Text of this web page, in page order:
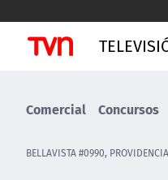
Comercial Concursos
BELLAVISTA #0990,